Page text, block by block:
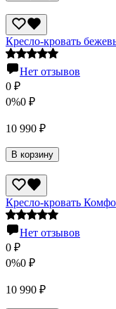
Кресло-кровать
Нет отзывов
0 ₽
0%0 ₽
10 990 ₽
В корзину
Кресло-кровать
Нет отзывов
0 ₽
0%0 ₽
10 990 ₽